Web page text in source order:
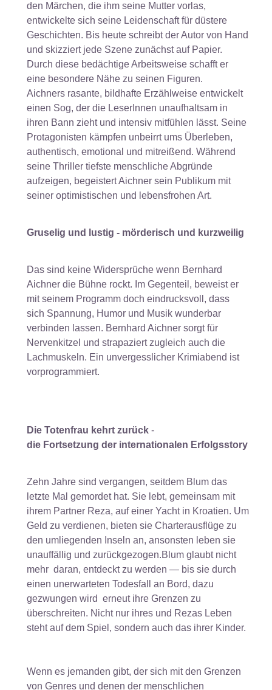
den Märchen, die ihm seine Mutter vorlas,
entwickelte sich seine Leidenschaft für düstere
Geschichten. Bis heute schreibt der Autor von Hand
und skizziert jede Szene zunächst auf Papier.
Durch diese bedächtige Arbeitsweise schafft er
eine besondere Nähe zu seinen Figuren.
Aichners rasante, bildhafte Erzählweise entwickelt
einen Sog, der die LeserInnen unaufhaltsam in
ihren Bann zieht und intensiv mitfühlen lässt. Seine
Protagonisten kämpfen unbeirrt ums Überleben,
authentisch, emotional und mitreißend. Während
seine Thriller tiefste menschliche Abgründe
aufzeigen, begeistert Aichner sein Publikum mit
seiner optimistischen und lebensfrohen Art.
Gruselig und lustig - mörderisch und kurzweilig
Das sind keine Widersprüche wenn Bernhard
Aichner die Bühne rockt. Im Gegenteil, beweist er
mit seinem Programm doch eindrucksvoll, dass
sich Spannung, Humor und Musik wunderbar
verbinden lassen. Bernhard Aichner sorgt für
Nervenkitzel und strapaziert zugleich auch die
Lachmuskeln. Ein unvergesslicher Krimiabend ist
vorprogrammiert.
Die Totenfrau kehrt zurück -
die Fortsetzung der internationalen Erfolgsstory
Zehn Jahre sind vergangen, seitdem Blum das
letzte Mal gemordet hat. Sie lebt, gemeinsam mit
ihrem Partner Reza, auf einer Yacht in Kroatien. Um
Geld zu verdienen, bieten sie Charterausflüge zu
den umliegenden Inseln an, ansonsten leben sie
unauffällig und zurückgezogen.Blum glaubt nicht
mehr daran, entdeckt zu werden ― bis sie durch
einen unerwarteten Todesfall an Bord, dazu
gezwungen wird erneut ihre Grenzen zu
überschreiten. Nicht nur ihres und Rezas Leben
steht auf dem Spiel, sondern auch das ihrer Kinder.
Wenn es jemanden gibt, der sich mit den Grenzen
von Genres und denen der menschlichen